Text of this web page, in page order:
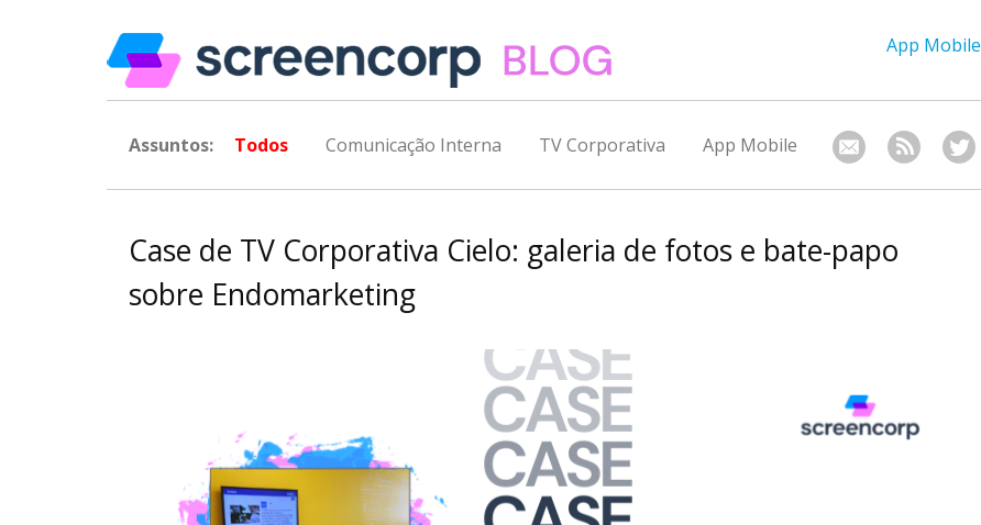
App Mobile
Assuntos: Todos Comunicação Interna TV Corporativa App Mobile
Case de TV Corporativa Cielo: galeria de fotos e bate-papo
sobre Endomarketing